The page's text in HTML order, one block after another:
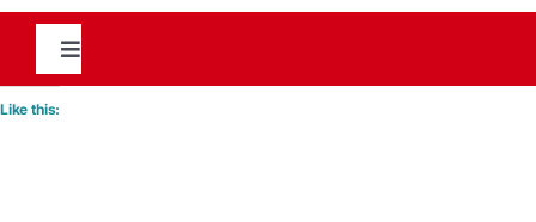
Toggle
Navigation
Like this: